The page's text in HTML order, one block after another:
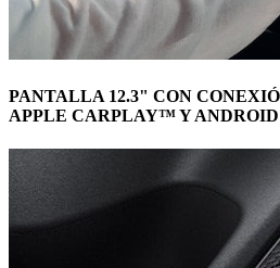
PANTALLA 12.3" CON
APPLE CARPLAY™ Y